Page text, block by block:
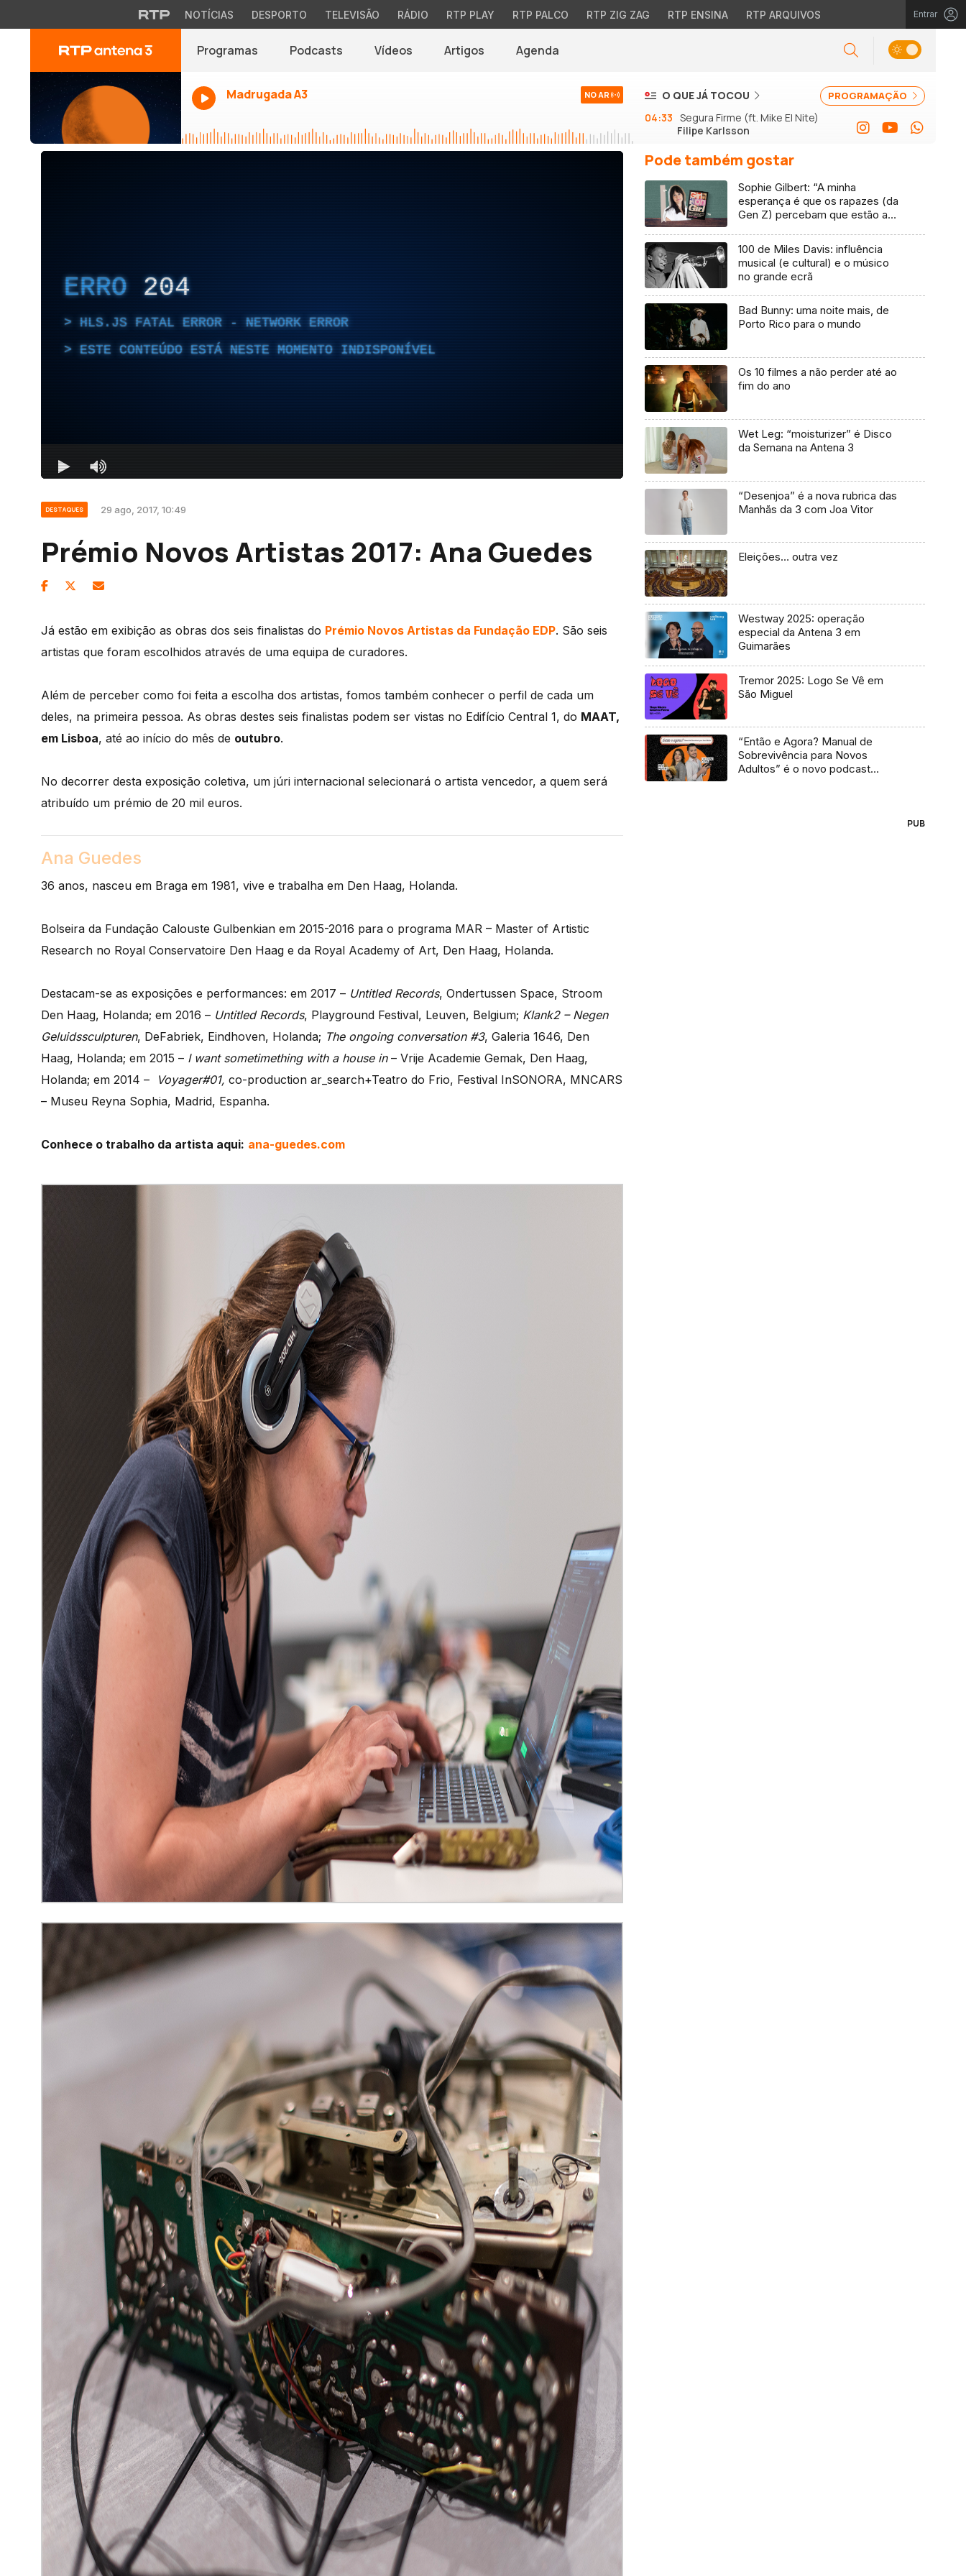
NOTÍCIAS DESPORTO TELEVISÃO RÁDIO RTP PLAY RTP PALCO RTP ZIG ZAG RTP ENSINA RTP ARQUIVOS Entrar
Programas Podcasts Vídeos Artigos Agenda
Madrugada A3 NO AR PROGRAMAÇÃO
O QUE JÁ TOCOU
04:33 Segura Firme (ft. Mike El Nite)
Filipe Karlsson
DESTAQUES 29 ago, 2017, 10:49
Prémio Novos Artistas 2017: Ana Guedes
Já estão em exibição as obras dos seis finalistas do Prémio Novos Artistas da Fundação EDP. São seis
artistas que foram escolhidos através de uma equipa de curadores.
Além de perceber como foi feita a escolha dos artistas, fomos também conhecer o perfil de cada um
deles, na primeira pessoa. As obras destes seis finalistas podem ser vistas no Edifício Central 1, do MAAT,
em Lisboa, até ao início do mês de outubro.
No decorrer desta exposição coletiva, um júri internacional selecionará o artista vencedor, a quem será
atribuído um prémio de 20 mil euros.
Ana Guedes
36 anos, nasceu em Braga em 1981, vive e trabalha em Den Haag, Holanda.
Bolseira da Fundação Calouste Gulbenkian em 2015-2016 para o programa MAR – Master of Artistic
Research no Royal Conservatoire Den Haag e da Royal Academy of Art, Den Haag, Holanda.
Destacam-se as exposições e performances: em 2017 – Untitled Records, Ondertussen Space, Stroom
Den Haag, Holanda; em 2016 – Untitled Records, Playground Festival, Leuven, Belgium; Klank2 – Negen
Geluidssculpturen, DeFabriek, Eindhoven, Holanda; The ongoing conversation #3, Galeria 1646, Den
Haag, Holanda; em 2015 – I want sometimething with a house in – Vrije Academie Gemak, Den Haag,
Holanda; em 2014 –
Voyager#01, co-production ar_search+Teatro do Frio, Festival InSONORA, MNCARS
– Museu Reyna Sophia, Madrid, Espanha.
Conhece o trabalho da artista aqui: ana-guedes.com
Pode também gostar
Sophie Gilbert: “A minha
esperança é que os rapazes (da
Gen Z) percebam que estão a
100 de Miles Davis: influência
musical (e cultural) e o músico
no grande ecrã
Bad Bunny: uma noite mais, de
Porto Rico para o mundo
Os 10 filmes a não perder até ao
fim do ano
Wet Leg: “moisturizer” é Disco
da Semana na Antena 3
“Desenjoa” é a nova rubrica das
Manhãs da 3 com Joa Vitor
Eleições… outra vez
Westway 2025: operação
especial da Antena 3 em
Guimarães
Tremor 2025: Logo Se Vê em
São Miguel
“Então e Agora? Manual de
Sobrevivência para Novos
Adultos” é o novo podcast
PUB